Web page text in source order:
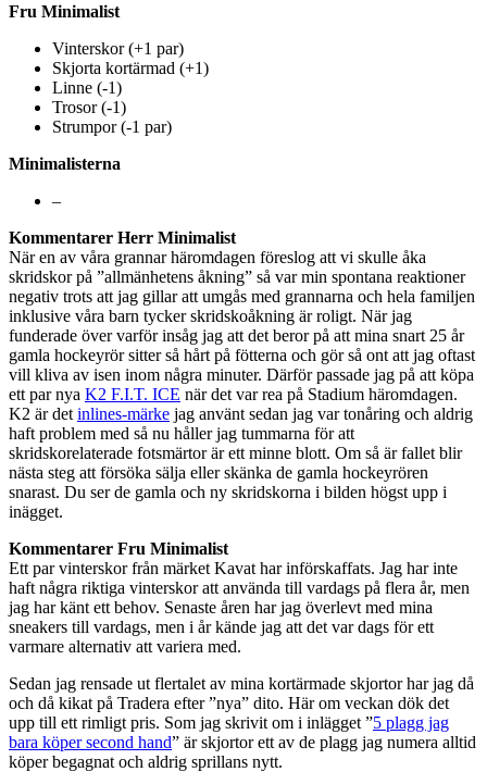
Fru Minimalist
Vinterskor (+1 par)
Skjorta kortärmad (+1)
Linne (-1)
Trosor (-1)
Strumpor (-1 par)
Minimalisterna
–
Kommentarer Herr Minimalist
När en av våra grannar häromdagen föreslog att vi skulle åka
skridskor på ”allmänhetens åkning” så var min spontana reaktioner
negativ trots att jag gillar att umgås med grannarna och hela familjen
inklusive våra barn tycker skridskoåkning är roligt. När jag
funderade över varför insåg jag att det beror på att mina snart 25 år
gamla hockeyrör sitter så hårt på fötterna och gör så ont att jag oftast
vill kliva av isen inom några minuter. Därför passade jag på att köpa
ett par nya K2 F.I.T. ICE när det var rea på Stadium häromdagen.
K2 är det inlines-märke jag använt sedan jag var tonåring och aldrig
haft problem med så nu håller jag tummarna för att
skridskorelaterade fotsmärtor är ett minne blott. Om så är fallet blir
nästa steg att försöka sälja eller skänka de gamla hockeyrören
snarast. Du ser de gamla och ny skridskorna i bilden högst upp i
inägget.
Kommentarer Fru Minimalist
Ett par vinterskor från märket Kavat har införskaffats. Jag har inte
haft några riktiga vinterskor att använda till vardags på flera år, men
jag har känt ett behov. Senaste åren har jag överlevt med mina
sneakers till vardags, men i år kände jag att det var dags för ett
varmare alternativ att variera med.
Sedan jag rensade ut flertalet av mina kortärmade skjortor har jag då
och då kikat på Tradera efter ”nya” dito. Här om veckan dök det
upp till ett rimligt pris. Som jag skrivit om i inlägget ”5 plagg jag
bara köper second hand” är skjortor ett av de plagg jag numera alltid
köper begagnat och aldrig sprillans nytt.